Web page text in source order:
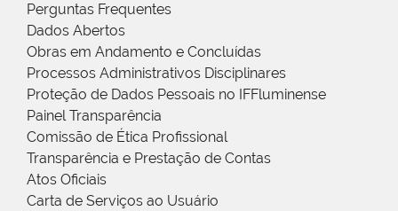
Perguntas Frequentes
Dados Abertos
Obras em Andamento e Concluídas
Processos Administrativos Disciplinares
Proteção de Dados Pessoais no IFFluminense
Painel Transparência
Comissão de Ética Profissional
Transparência e Prestação de Contas
Atos Oficiais
Carta de Serviços ao Usuário